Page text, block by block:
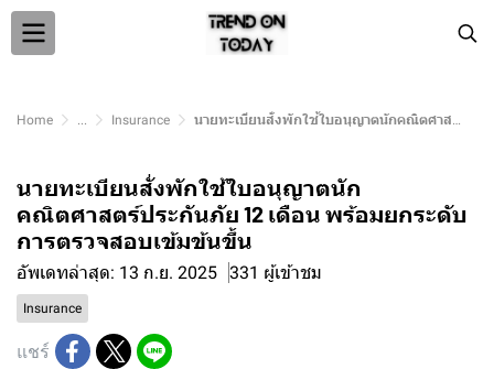
Home ... Insurance นายทะเบียนสั่งพักใช้ใบอนุญาตนักคณิตศาสตร์ประกันภัย 12 เดือน พร้อมยกระดับการตรวจสอบเข้มข้นขึ้น
นายทะเบียนสั่งพักใช้ใบอนุญาตนัก
คณิตศาสตร์ประกันภัย 12 เดือน พร้อมยกระดับ
การตรวจสอบเข้มข้นขึ้น
อัพเดทล่าสุด: 13 ก.ย. 2025 331 ผู้เข้าชม
Insurance
แชร์